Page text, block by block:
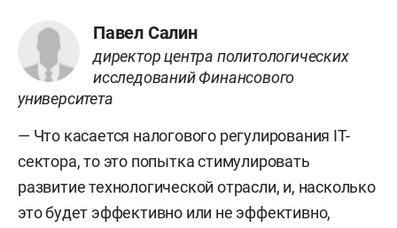
Павел Салин
директор центра политологических
исследований Финансового
университета
— Что касается налогового регулирования IT-
сектора, то это попытка стимулировать
развитие технологической отрасли, и, насколько
это будет эффективно или не эффективно,